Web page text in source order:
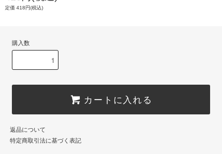
定価 418円(税込)
購入数
カートに入れる
返品について
特定商取引法に基づく表記